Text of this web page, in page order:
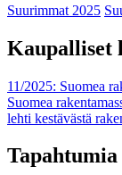
Suurimmat 2025
Kaupalliset
11/2025: Suomea
Suomea
lehti kestävästä
Tapahtumia